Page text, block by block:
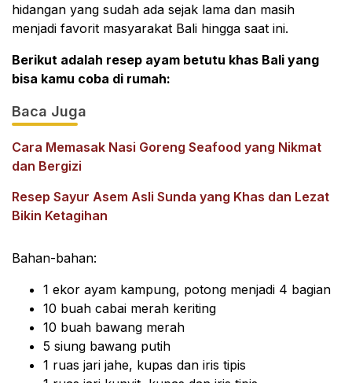
hidangan yang sudah ada sejak lama dan masih
menjadi favorit masyarakat Bali hingga saat ini.
Berikut adalah resep ayam betutu khas Bali yang
bisa kamu coba di rumah:
Baca Juga
Cara Memasak Nasi Goreng Seafood yang Nikmat
dan Bergizi
Resep Sayur Asem Asli Sunda yang Khas dan Lezat
Bikin Ketagihan
Bahan-bahan:
1 ekor ayam kampung, potong menjadi 4 bagian
10 buah cabai merah keriting
10 buah bawang merah
5 siung bawang putih
1 ruas jari jahe, kupas dan iris tipis